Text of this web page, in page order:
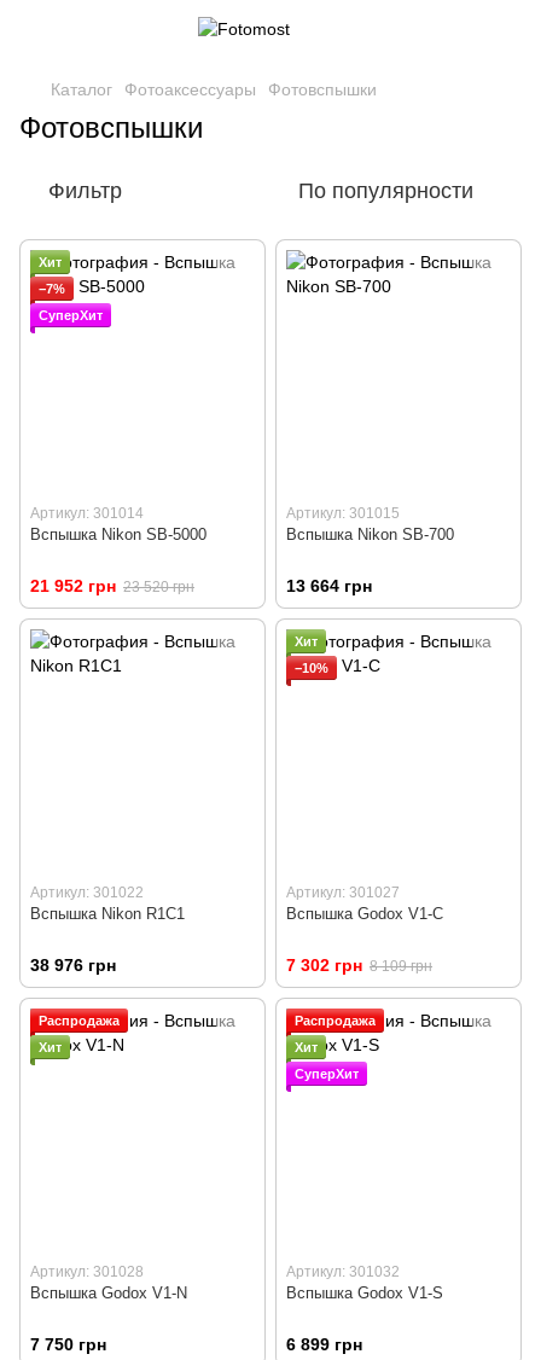
Каталог Фотоаксессуары Фотовспышки
Фотовспышки
Фильтр По популярности
Хит
−7%
СуперХит
Артикул: 301014
Вспышка Nikon SB-5000
21 952 грн 23 520 грн
Артикул: 301015
Вспышка Nikon SB-700
13 664 грн
Артикул: 301022
Вспышка Nikon R1C1
38 976 грн
Хит
−10%
Артикул: 301027
Вспышка Godox V1-C
7 302 грн 8 109 грн
Распродажа
Хит
Артикул: 301028
Вспышка Godox V1-N
7 750 грн
Распродажа
Хит
СуперХит
Артикул: 301032
Вспышка Godox V1-S
6 899 грн